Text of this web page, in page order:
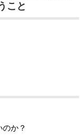
こと
か？